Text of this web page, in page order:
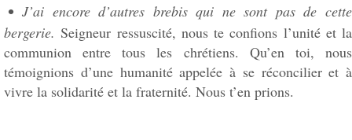
J’ai encore d’autres brebis qui ne sont pas de cette
bergerie. Seigneur ressuscité, nous te confions l’unité et la
communion entre tous les chrétiens. Qu’en toi, nous
témoignions d’une humanité appelée à se réconcilier et à
vivre la solidarité et la fraternité. Nous t’en prions.